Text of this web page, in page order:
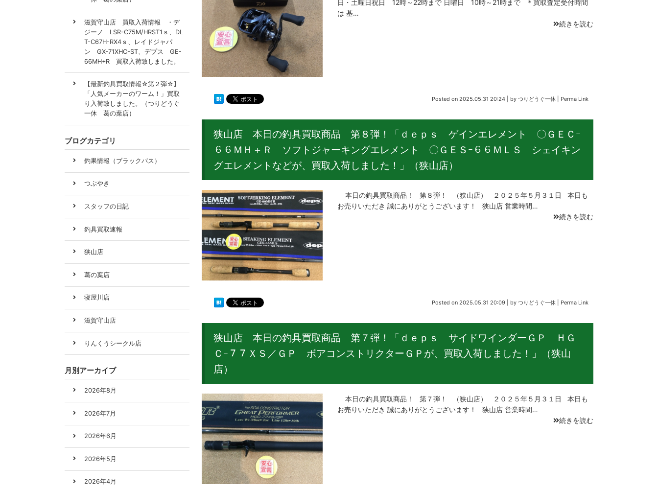
日・土曜日祝日 12時～22時まで 日曜日 10時～21時まで ＊買取査定受付時間
は 基…
続きを読む
Posted on 2025.05.31 20:24 by つりどうぐ一休 Perma Link
狭山店 本日の釣具買取商品 第８弾！「ｄｅｐｓ ゲインエレメント 〇ＧＥＣｰ
６６ＭＨ＋Ｒ ソフトジャーキングエレメント 〇ＧＥＳｰ６６ＭＬＳ シェイキン
グエレメントなどが、買取入荷しました！」（狭山店）
本日の釣具買取商品！ 第８弾！ （狭山店） ２０２５年５月３１日 本日も
お売りいただき 誠にありがとうございます！ 狭山店 営業時間…
続きを読む
Posted on 2025.05.31 20:09 by つりどうぐ一休 Perma Link
狭山店 本日の釣具買取商品 第７弾！「ｄｅｐｓ サイドワインダーＧＰ ＨＧ
Ｃｰ７７ＸＳ／ＧＰ ボアコンストリクターＧＰが、買取入荷しました！」（狭山
店）
本日の釣具買取商品！ 第７弾！ （狭山店） ２０２５年５月３１日 本日も
お売りいただき 誠にありがとうございます！ 狭山店 営業時間…
続きを読む
滋賀守山店 買取入荷情報 ・デ
ジーノ LSR-C75M/HRST1ｓ、DL
T-C67H-RX4ｓ、レイドジャパ
ン GX-71XHC-ST、デプス GE-
66MH+R 買取入荷致しました。
【最新釣具買取情報☆第２弾☆】
「人気メーカーのワーム！」買取
り入荷致しました。（つりどうぐ
一休 葛の葉店）
ブログカテゴリ
釣果情報（ブラックバス）
つぶやき
スタッフの日記
釣具買取速報
狭山店
葛の葉店
寝屋川店
滋賀守山店
りんくうシークル店
月別アーカイブ
2026年8月
2026年7月
2026年6月
2026年5月
2026年4月